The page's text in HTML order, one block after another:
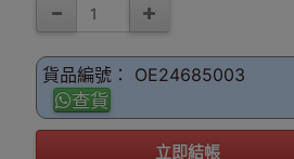
貨品編號： OE24685003
查貨
立即結帳